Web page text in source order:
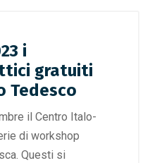
i
gratuiti
Tedesco
il Centro Italo-
di workshop
Questi si